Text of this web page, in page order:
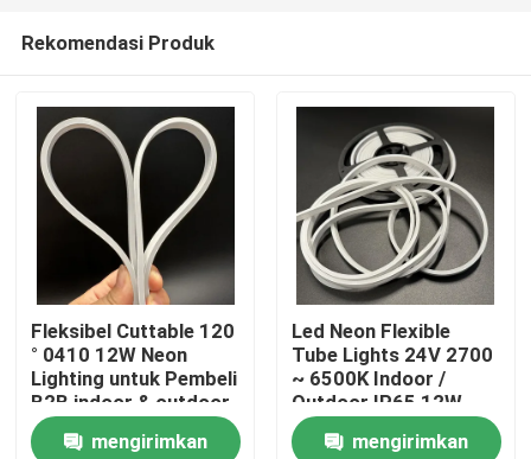
Rekomendasi Produk
Fleksibel Cuttable 120
° 0410 12W Neon
Lighting untuk Pembeli
B2B indoor & outdoor
mengirimkan
Led Neon Flexible
Tube Lights 24V 2700
~ 6500K Indoor /
Outdoor IP65 12W
lampu tabung silikon
mengirimkan